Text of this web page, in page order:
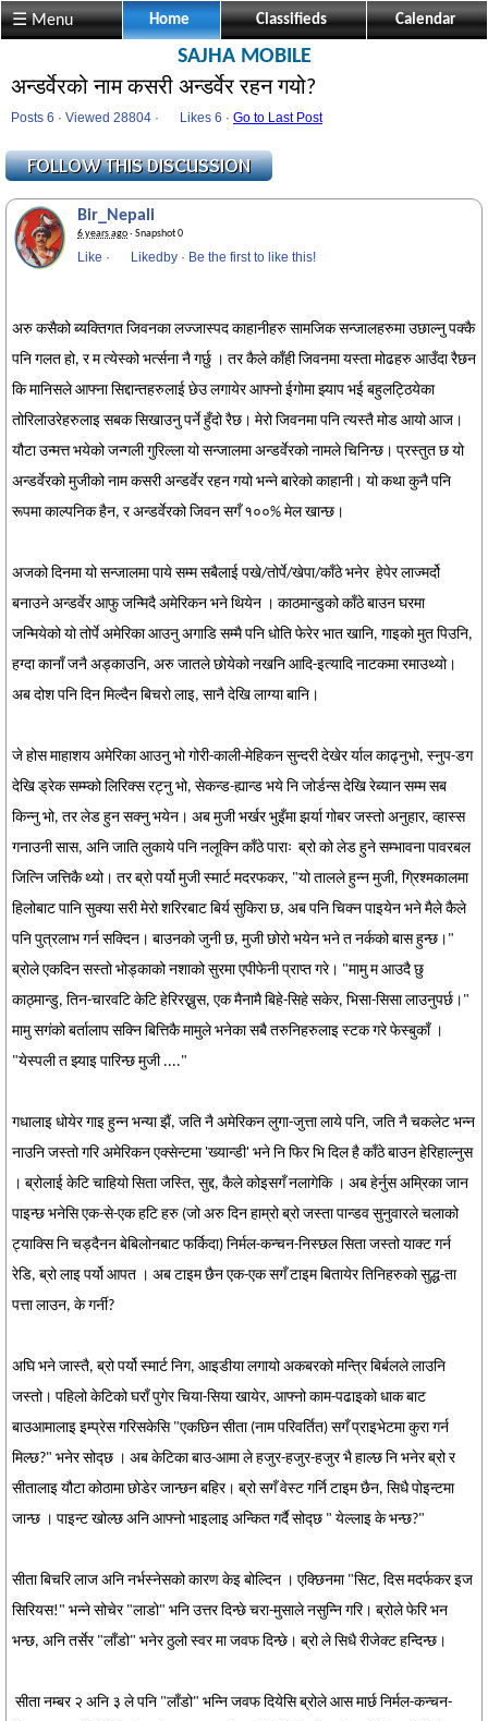
☰ Menu Home Classifieds Calendar
SAJHA MOBILE
अन्डर्वेरको नाम कसरी अन्डर्वेर रहन गयो?
Posts 6 · Viewed 28804 · Likes 6 · Go to Last Post
Bir_Nepali
6 years ago· Snapshot 0
Like · Likedby · Be the first to like this!
अरु कसैको ब्यक्तिगत जिवनका लज्जास्पद काहानीहरु सामजिक सन्जालहरुमा उछाल्नु पक्कै
पनि गलत हो, र म त्येस्को भर्त्सना नै गर्छु । तर कैले काँही जिवनमा यस्ता मोढहरु आउँदा रैछन
कि मानिसले आफ्ना सिद्दान्तहरुलाई छेउ लगायेर आफ्नो ईगोमा झ्याप भई बहुलट्ठियेका
तोरिलाउरेहरुलाइ सबक सिखाउनु पर्ने हुँदो रैछ। मेरो जिवनमा पनि त्यस्तै मोड आयो आज।
यौटा उन्मत्त भयेको जन्गली गुरिल्ला यो सन्जालमा अन्डर्वेरको नामले चिनिन्छ। प्रस्तुत छ यो
अन्डर्वेरको मुजीको नाम कसरी अन्डर्वेर रहन गयो भन्ने बारेकोकाहानी। यो कथा कुनै पनि
रूपमा काल्पनिक हैन, र अन्डर्वेरको जिवन सगँ १००% मेल खान्छ।
अजको दिनमा यो सन्जालमा पाये सम्म सबैलाई पखे/तोर्पे/खेपा/काँठे भनेर हेपेर लाज्मर्दो
बनाउने अन्डर्वेर आफु जन्मिदै अमेरिकन भने थियेन । काठमान्डुको काँठे बाउन घरमा
जन्मियेको यो तोर्पे अमेरिका आउनु अगाडि सम्मै पनि धोति फेरेर भात खानि, गाइको मुत पिउनि,
हग्दा कानाँ जनै अड्काउनि, अरु जातले छोयेको नखनि आदि-इत्यादि नाटकमा रमाउथ्यो।
अब दोश पनि दिन मिल्दैन बिचरो लाइ, सानै देखि लाग्या बानि।
जे होस माहाशय अमेरिका आउनु भो गोरी-काली-मेहिकन सुन्दरी देखेर र्याल काढ्नुभो, स्नुप-डग
देखि ड्रेक सम्म्को लिरिक्स रट्नु भो, सेकन्ड-ह्यान्ड भये नि जोर्डन्स देखि रेब्यान सम्म सब
किन्नु भो, तर लेड हुन सक्नु भयेन। अब मुजी भर्खर भुइँमा झर्या गोबर जस्तो अनुहार, व्हास्स
गनाउनी सास, अनि जाति लुकाये पनि नलूक्नि काँठे पाराः ब्रो को लेड हुने सम्भावना पावरबल
जित्नि जत्तिकै थ्यो। तर ब्रो पर्यो मुजी स्मार्ट मदरफकर, "यो तालले हुन्न मुजी, ग्रिश्मकालमा
हिलोबाट पानि सुक्या सरी मेरो शरिरबाट बिर्य सुकिरा छ, अब पनि चिक्न पाइयेन भने मैले कैले
पनि पुत्रलाभ गर्न सक्दिन। बाउनको जुनी छ, मुजी छोरो भयेन भने त नर्कको बास हुन्छ।"
ब्रोले एकदिन सस्तो भोड्काको नशाको सुरमा एपीफेनी प्राप्त गरे। "मामु म आउदै छु
काठ्मान्डु, तिन-चारवटि केटि हेरिरख्नुस, एक मैनामै बिहे-सिहे सकेर, भिसा-सिसा लाउनुपर्छ।"
मामु सगंको बर्तालाप सक्नि बित्तिकै मामुले भनेका सबै तरुनिहरुलाइ स्टक गरे फेस्बुकाँ ।
"येस्पली त झ्याइ पारिन्छ मुजी ...."
गधालाइ धोयेर गाइ हुन्न भन्या झैं, जति नै अमेरिकन लुगा-जुत्ता लाये पनि, जति नै चकलेट भन्न
नाउनि जस्तो गरि अमेरिकन एक्सेन्टमा 'ख्यान्डी' भने नि फिर भि दिल है काँठे बाउन हेरिहाल्नुस
। ब्रोलाई केटि चाहियो सिता जस्ति, सुद्द, कैले कोइसगँ नलागेकि । अब हेर्नुस अम्रिका जान
पाइन्छ भनेसि एक-से-एक हटि हरु (जो अरु दिन हाम्रो ब्रो जस्ता पान्डव सुनुवारले चलाको
ट्याक्सि नि चड्दैनन बेबिलोनबाट फर्किदा) निर्मल-कन्चन-निस्छल सिता जस्तो याक्ट गर्न
रेडि, ब्रो लाइ पर्यो आपत । अब टाइम छैन एक-एक सगँ टाइम बितायेर तिनिहरुको सुद्ध-ता
पत्ता लाउन, के गर्नी?
अघि भने जास्तै, ब्रो पर्यो स्मार्ट निग, आइडीया लगायो अकबरको मन्त्रि बिर्बलले लाउनि
जस्तो। पहिलो केटिको घराँ पुगेर चिया-सिया खायेर, आफ्नो काम-पढाइको धाक बाट
बाउआमालाइ इम्प्रेस गरिसकेसि "एकछिन सीता (नाम परिवर्तित) सगँ प्राइभेटमा कुरा गर्न
मिल्छ?" भनेर सोद्छ । अब केटिका बाउ-आमा ले हजुर-हजुर-हजुर भै हाल्छ नि भनेर ब्रो र
सीतालाइ यौटा कोठामा छोडेर जान्छन बहिर। ब्रो सगँ वेस्ट गर्नि टाइम छैन, सिधै पोइन्टमा
जान्छ । पाइन्ट खोल्छ अनि आफ्नो भाइलाइ अन्कित गर्दै सोद्छ " येल्लाइ के भन्छ?"
सीता बिचरि लाज अनि नर्भस्नेसको कारण केइ बोल्दिन । एक्छिनमा "सिट, दिस मदर्फकर इज
सिरियस!" भन्ने सोचेर "लाडो" भनि उत्तर दिन्छे चरा-मुसाले नसुन्नि गरि। ब्रोले फेरि भन
भन्छ, अनि तर्सेर "लाँडो" भनेर ठुलो स्वर मा जवफ दिन्छे। ब्रो ले सिधै रीजेक्ट हन्दिन्छ।
सीता नम्बर २ अनि ३ ले पनि "लाँडो" भन्नि जवफ दियेसि ब्रोले आस मार्छ निर्मल-कन्चन-